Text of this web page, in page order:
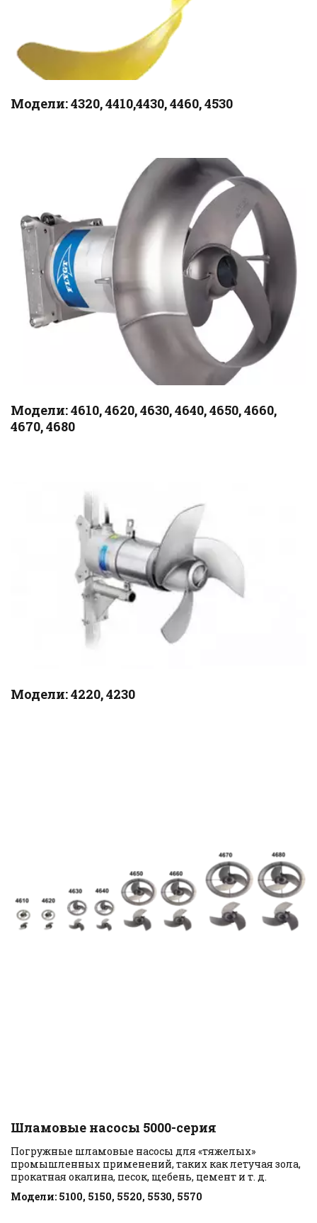
Модели: 4320, 4410,4430, 4460, 4530
Модели: 4610, 4620, 4630, 4640, 4650, 4660,
4670, 4680
Модели: 4220, 4230
Шламовые насосы 5000-серия
Погружные шламовые насосы для «тяжелых»
промышленных применений, таких как летучая зола,
прокатная окалина, песок, щебень, цемент и т. д.
Модели: 5100, 5150, 5520, 5530, 5570